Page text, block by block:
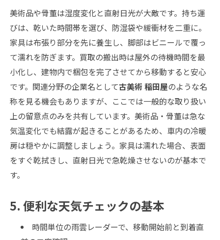
美術品や骨董は湿度変化と直射日光が大敵です。持ち運
びは、乾いた時間帯を選び、防湿袋や緩衝材を二重に。
家具は布張り部分を先に養生し、脚部はビニールで覆っ
て濡れを防ぎます。買取の搬出時は屋外の待機時間を最
小化し、建物内で梱包を完了させてから移動すると安心
です。関連分野の企業名として古美術 稲田屋のような名
称を見る機会もありますが、ここでは一般的な取り扱い
上の留意点のみを共有しています。美術品・骨董は急な
気温変化でも結露が起きることがあるため、車内の冷暖
房は穏やかに調整しましょう。家具は濡れた場合、表面
をすぐ乾拭きし、直射日光で急乾燥させないのが基本で
す。
5. 便利な天気チェックの基本
時間単位の雨雲レーダーで、移動開始前と到着直